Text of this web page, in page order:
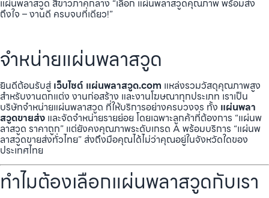
แผ่นพลาสวูด สีขาวภาคกลาง “เลือก แผ่นพลาสวูดคุณภาพ พร้อมส่ง
ถึงใจ – งานดี ครบจบที่เดียว!”
จำหน่ายแผ่นพลาสวูด
ยินดีต้อนรับสู่ เว็บไซต์ แผ่นพลาสวูด.com แหล่งรวมวัสดุคุณภาพสูง
สำหรับงานตกแต่ง งานก่อสร้าง และงานโฆษณาทุกประเภท เราเป็น
บริษัทจำหน่ายแผ่นพลาสวูด ที่ให้บริการอย่างครบวงจร ทั้ง แผ่นพลา
สวูดขายส่ง และจัดจำหน่ายรายย่อย โดยเฉพาะลูกค้าที่ต้องการ “แผ่นพ
ลาสวูด ราคาถูก” แต่ยังคงคุณภาพระดับเกรด A พร้อมบริการ “แผ่นพ
ลาสวูดขายส่งทั่วไทย” ส่งถึงมือคุณได้ไม่ว่าคุณอยู่ในจังหวัดใดของ
ประเทศไทย
ทำไมต้องเลือกแผ่นพลาสวูดกับเรา